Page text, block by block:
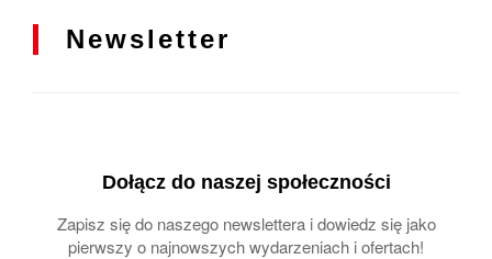
Newsletter
Dołącz do naszej społeczności
Zapisz się do naszego newslettera i dowiedz się jako
pierwszy o najnowszych wydarzeniach i ofertach!